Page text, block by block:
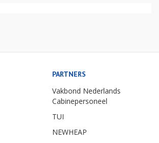
PARTNERS
Vakbond Nederlands
Cabinepersoneel
TUI
NEWHEAP